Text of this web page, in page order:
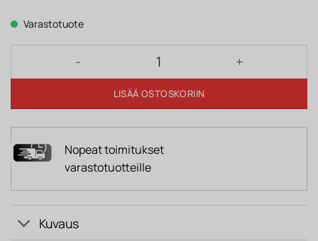
178 €.
Varastotuote
BROOKE-tuoli, ruskea määrä
LISÄÄ OSTOSKORIIN
Nopeat toimitukset
varastotuotteille
Kuvaus